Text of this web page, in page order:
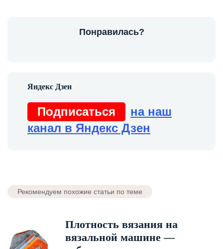
Понравилась?
Подписаться
на наш
канал в Яндекс Дзен
Рекомендуем похожие статьи по теме
Плотность вязания на
вязальной машине —